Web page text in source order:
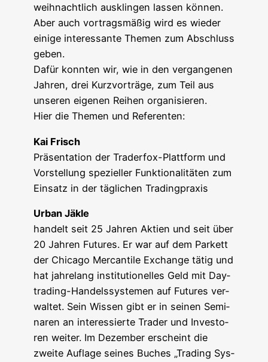
weih­nacht­lich aus­klin­gen las­sen können.
Aber auch vor­trags­mä­ßig wird es wie­der
eini­ge inter­es­san­te The­men zum Abschluss
geben.
Dafür konn­ten wir, wie in den ver­gan­ge­nen
Jah­ren, drei Kurz­vor­trä­ge, zum Teil aus
unse­ren eige­nen Rei­hen organisieren.
Hier die The­men und Referenten:
Kai Frisch
Prä­sen­ta­ti­on der Trad­er­fox-Platt­form und
Vor­stel­lung spe­zi­el­ler Funk­tio­na­li­tä­ten zum
Ein­satz in der täg­li­chen Tradingpraxis
Urban Jäk­le
han­delt seit 25 Jah­ren Akti­en und seit über
20 Jah­ren Futures. Er war auf dem Par­kett
der Chi­ca­go Mer­can­ti­le Exch­an­ge tätig und
hat jah­re­lang insti­tu­tio­nel­les Geld mit Day­
tra­ding-Han­dels­sys­te­men auf Futures ver­
wal­tet. Sein Wis­sen gibt er in sei­nen Semi­
na­ren an inter­es­sier­te Trader und Inves­to­
ren wei­ter. Im Dezem­ber erscheint die
zwei­te Auf­la­ge sei­nes Buches „Tra­ding Sys­